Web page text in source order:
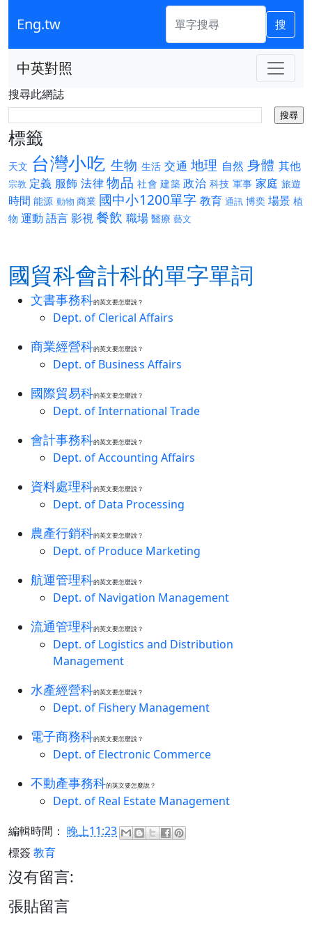
Eng.tw 搜
中英對照
搜尋此網誌
標籤
天文 台灣小吃 生物 生活 交通 地理 自然 身體 其他
宗教 定義 服飾 法律物品 社會 建築 政治 科技 軍事 家庭 旅遊
時間 能源 動物 商業 國中小1200單字 教育 通訊 博奕 場景 植
物 運動 語言影視餐飲 職場 醫療 藝文
國貿科會計科的單字單詞
文書事務科的英文要怎麼說？
Dept. of Clerical Affairs
商業經營科的英文要怎麼說？
Dept. of Business Affairs
國際貿易科的英文要怎麼說？
Dept. of International Trade
會計事務科的英文要怎麼說？
Dept. of Accounting Affairs
資料處理科的英文要怎麼說？
Dept. of Data Processing
農產行銷科的英文要怎麼說？
Dept. of Produce Marketing
航運管理科的英文要怎麼說？
Dept. of Navigation Management
流通管理科的英文要怎麼說？
Dept. of Logistics and Distribution
Management
水產經營科的英文要怎麼說？
Dept. of Fishery Management
電子商務科的英文要怎麼說？
Dept. of Electronic Commerce
不動產事務科的英文要怎麼說？
Dept. of Real Estate Management
編輯時間： 晚上11:23
標簽 教育
沒有留言:
張貼留言